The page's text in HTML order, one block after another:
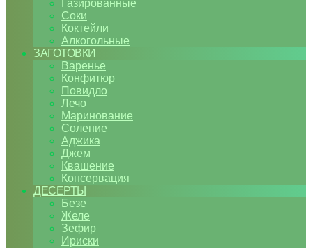
Газированные
Соки
Коктейли
Алкогольные
ЗАГОТОВКИ
Варенье
Конфитюр
Повидло
Лечо
Маринование
Соление
Аджика
Джем
Квашение
Консервация
ДЕСЕРТЫ
Безе
Желе
Зефир
Ириски